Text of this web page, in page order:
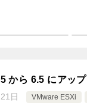
から 6.5 にアッ
日 VMware ESXi